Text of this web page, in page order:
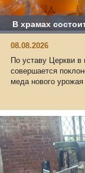
В храмах
08.08.2026
По уставу Церкви в
совершается
меда нового урожая